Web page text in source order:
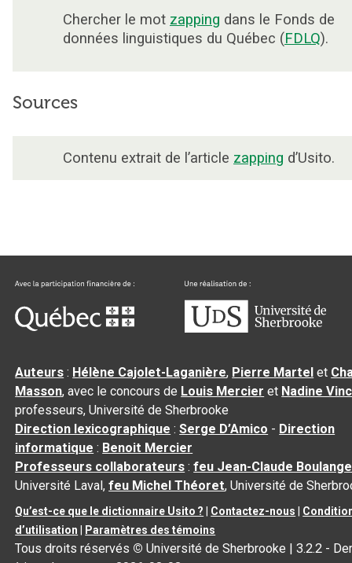
Chercher le mot zapping dans le Fonds de
données linguistiques du Québec (FDLQ).
Sources
Contenu extrait de l’article zapping d’Usito.
Auteurs : Hélène Cajolet-Laganière, Pierre Martel et
Masson, avec le concours de Louis Mercier et Nadine
professeurs, Université de Sherbrooke
Direction lexicographique :Serge D’Amico - Direction
informatique : Benoit Mercier
Professeurs collaborateurs :feu Jean-Claude
Université Laval,feu Michel Théoret, Université de
Qu’est-ce que le dictionnaire Usito ? Contactez-nous
d’utilisation
Paramètres des témoins
Tous droits réservés © Université de Sherbrooke |3.2.2 -